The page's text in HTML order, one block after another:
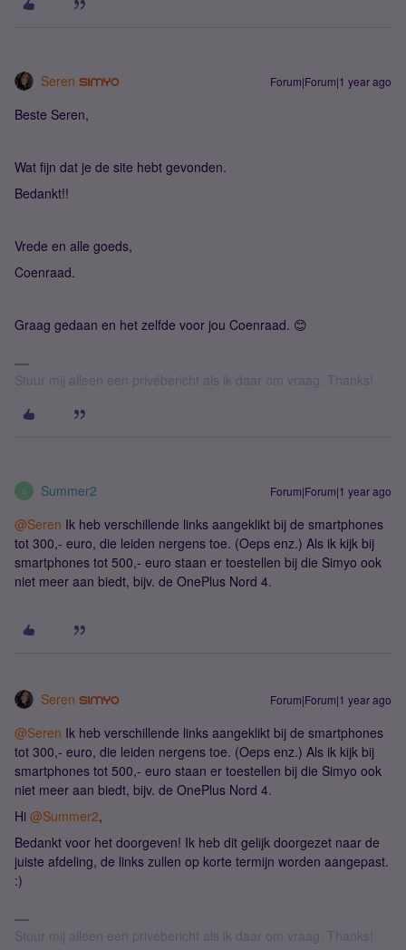
Seren Forum|Forum|1 year ago
Beste Seren,
Wat fijn dat je de site hebt gevonden.
Bedankt!!
Vrede en alle goeds,
Coenraad.
Graag gedaan en het zelfde voor jou Coenraad. 😊
Stuur mij alleen een privébericht als ik daar om vraag. Thanks!
S Summer2 Forum|Forum|1 year ago
@Seren Ik heb verschillende links aangeklikt bij de smartphones
tot 300,- euro, die leiden nergens toe. (Oeps enz.) Als ik kijk bij
smartphones tot 500,- euro staan er toestellen bij die Simyo ook
niet meer aan biedt, bijv. de OnePlus Nord 4.
Seren Forum|Forum|1 year ago
@Seren Ik heb verschillende links aangeklikt bij de smartphones
tot 300,- euro, die leiden nergens toe. (Oeps enz.) Als ik kijk bij
smartphones tot 500,- euro staan er toestellen bij die Simyo ook
niet meer aan biedt, bijv. de OnePlus Nord 4.
Hi ​ @Summer2,
Bedankt voor het doorgeven! Ik heb dit gelijk doorgezet naar de
juiste afdeling, de links zullen op korte termijn worden aangepast.
:)
Stuur mij alleen een privébericht als ik daar om vraag. Thanks!